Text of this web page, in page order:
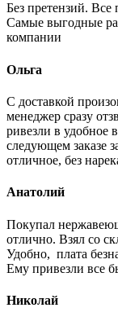
Без претензий. Все
Самые выгодные
компании
Ольга
С доставкой
менеджер сразу
ривезли в удобное
следующем заказе
отличное, без
Анатолий
Покупал
отлично. Взял со
Удобно, плата
Ему привезли все
Николай